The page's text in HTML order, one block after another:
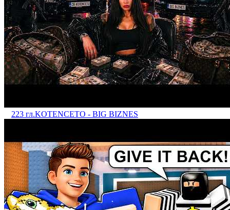
223 гл.KOTENCETO - BIG BIZNES